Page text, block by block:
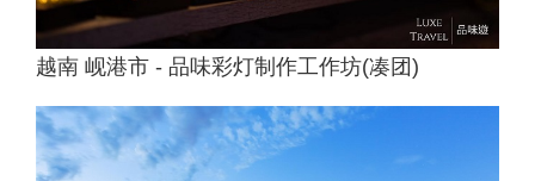
越南 岘港市 - 品味彩灯制作工作坊(凑团)